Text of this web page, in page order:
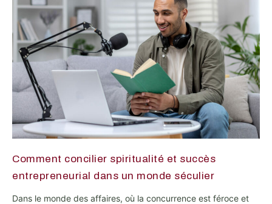
Comment concilier spiritualité et succès
entrepreneurial dans un monde séculier
Dans le monde des affaires, où la concurrence est féroce et